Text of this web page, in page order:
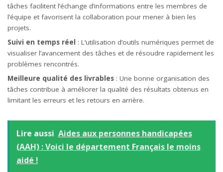
tâches facilitent l’échange d’informations entre les membres de
l’équipe et favorisent la collaboration pour mener à bien les
projets.
Suivi en temps réel : L’utilisation d’outils numériques permet de
visualiser l’avancement des tâches et de résoudre rapidement les
problèmes rencontrés.
Meilleure qualité des livrables : Une bonne organisation des
tâches contribue à améliorer la qualité des résultats obtenus en
limitant les erreurs et les retours en arrière.
Lire aussi Aides aux personnes handicapées
(AAH) : Voici le département Français le moins
aidé !